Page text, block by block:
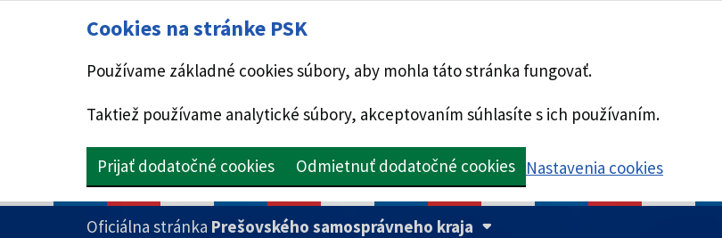
Cookies na stránke PSK
Používame základné cookies súbory, aby mohla táto stránka fungovať.
Taktiež používame analytické súbory, akceptovaním súhlasíte s ich používaním.
Prijať dodatočné cookies Odmietnuť dodatočné cookies Nastavenia cookies
PRESKOČIŤ NA HLAVNÝ OBSAH
Oficiálna stránka Prešovského samosprávneho kraja